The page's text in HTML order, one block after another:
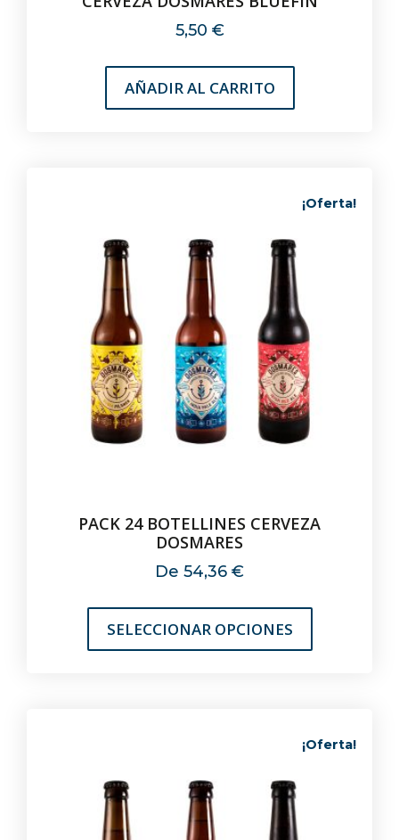
5,50 €
AÑADIR AL CARRITO
¡Oferta!
PACK 24 BOTELLINES CERVEZA
DOSMARES
De 54,36 €
SELECCIONAR OPCIONES
¡Oferta!